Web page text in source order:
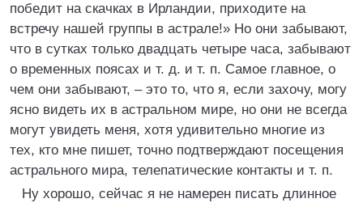
победит на скачках в Ирландии, приходите на
встречу нашей группы в астрале!» Но они забывают,
что в сутках только двадцать четыре часа, забывают
о временных поясах и т. д. и т. п. Самое главное, о
чем они забывают, – это то, что я, если захочу, могу
ясно видеть их в астральном мире, но они не всегда
могут увидеть меня, хотя удивительно многие из
тех, кто мне пишет, точно подтверждают посещения
астрального мира, телепатические контакты и т. п.
Ну хорошо, сейчас я не намерен писать длинное